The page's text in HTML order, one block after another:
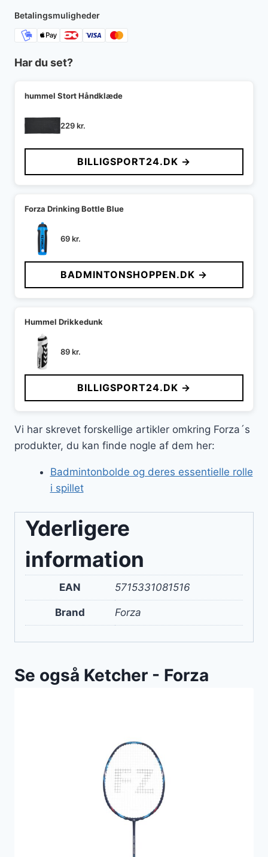
Betalingsmuligheder
Har du set?
hummel Stort Håndklæde
229kr.
BILLIGSPORT24.DK →
Forza Drinking Bottle Blue
69kr.
BADMINTONSHOPPEN.DK →
Hummel Drikkedunk
89kr.
BILLIGSPORT24.DK →
Vi har skrevet forskellige artikler omkring Forza´s
produkter, du kan finde nogle af dem her:
Badmintonbolde og deres essentielle rolle
i spillet
Yderligere
information
EAN 5715331081516
Brand Forza
Se også Ketcher - Forza